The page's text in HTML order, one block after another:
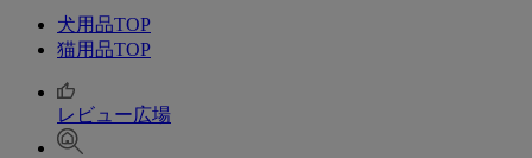
犬用品TOP
猫用品TOP
レビュー広場